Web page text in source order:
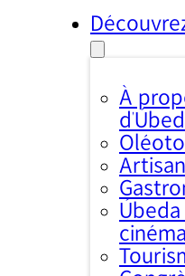
À
Úbeda
cinéma